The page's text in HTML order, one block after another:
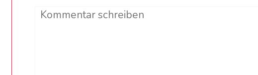
Comment